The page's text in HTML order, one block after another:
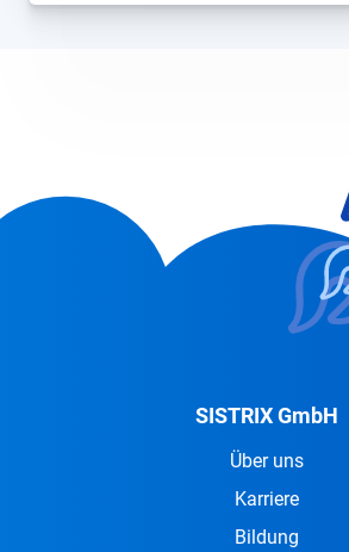
SISTRIX GmbH
Über uns
Karriere
Bildung